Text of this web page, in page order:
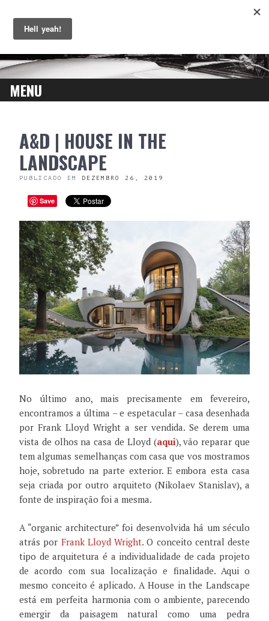
MENU
CONTENTA&D | HOUSE IN THE
LANDSCAPE
PUBLICADO EM DEZEMBRO 26, 2019
Save
No último ano, mais precisamente em fevereiro,
encontramos a última – e espetacular – casa desenhada
por Frank Lloyd Wright a ser vendida. Se derem uma
vista de olhos na casa de Lloyd (aqui), vão reparar que
tem algumas semelhanças com casa que vos mostramos
hoje, sobretudo na parte exterior. E embora esta casa
seja criada por outro arquiteto (Nikolaev Stanislav), a
fonte de inspiração foi a mesma.
A “organic architecture” foi desenvolvida há um século
atrás por Frank Lloyd Wright. O conceito central deste
tipo de arquitetura é a individualidade de cada projeto
de acordo com sua localização e finalidade. Aqui o
mesmo conceito é aplicado. A House in the Landscape
está em perfeita harmonia com o ambiente, parecendo
emergir da paisagem natural como uma pedra